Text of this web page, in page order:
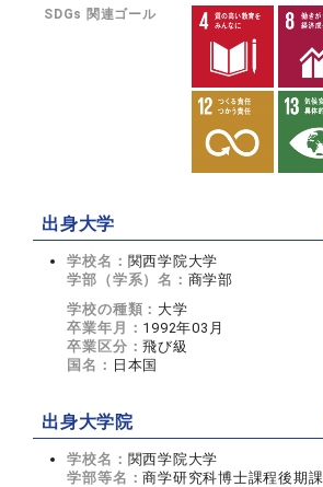
SDGs 関連ゴール
出身大学
学校名： 関西学院大学
学部（学系）名： 商学部
学校の種類： 大学
卒業年月： 1992年03月
卒業区分：飛び級
国名： 日本国
出身大学院
学校名： 関西学院大学
学部等名：商学研究科博士課程後期